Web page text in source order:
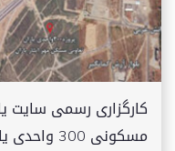
کارگزاری رسمی سایت
مسکونی 300 واحدی یاران